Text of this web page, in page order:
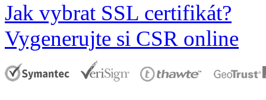
Jak vybrat SSL certifikát?
Vygenerujte si CSR online